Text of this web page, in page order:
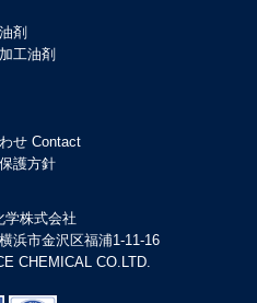
剤
工油剤
せ Contact
護方針
学株式会社
浜市金沢区福浦1-11-16
CHEMICAL CO.LTD.